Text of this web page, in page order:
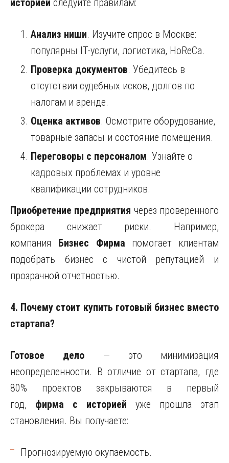
историей следуйте правилам:
Анализ ниши. Изучите спрос в Москве:
популярны IT-услуги, логистика, HoReCa.
Проверка документов. Убедитесь в
отсутствии судебных исков, долгов по
налогам и аренде.
Оценка активов. Осмотрите оборудование,
товарные запасы и состояние помещения.
Переговоры с персоналом. Узнайте о
кадровых проблемах и уровне
квалификации сотрудников.
Приобретение предприятия через проверенного
брокера снижает риски. Например,
компания Бизнес Фирма помогает клиентам
подобрать бизнес с чистой репутацией и
прозрачной отчетностью.
4. Почему стоит купить готовый бизнес вместо
стартапа?
Готовое дело — это минимизация
неопределенности. В отличие от стартапа, где
80% проектов закрываются в первый
год, фирма с историей уже прошла этап
становления. Вы получаете:
Прогнозируемую окупаемость.